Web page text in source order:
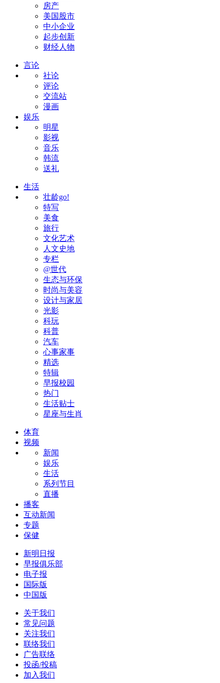
房产
美国股市
中小企业
起步创新
财经人物
言论
社论
评论
交流站
漫画
娱乐
明星
影视
音乐
韩流
送礼
生活
壮龄go!
特写
美食
旅行
文化艺术
人文史地
专栏
@世代
生态与环保
时尚与美容
设计与家居
光影
科玩
科普
汽车
心事家事
精选
特辑
早报校园
热门
生活贴士
星座与生肖
体育
视频
新闻
娱乐
生活
系列节目
直播
播客
互动新闻
专题
保健
新明日报
早报俱乐部
电子报
国际版
中国版
关于我们
常见问题
关注我们
联络我们
广告联络
投函/投稿
加入我们